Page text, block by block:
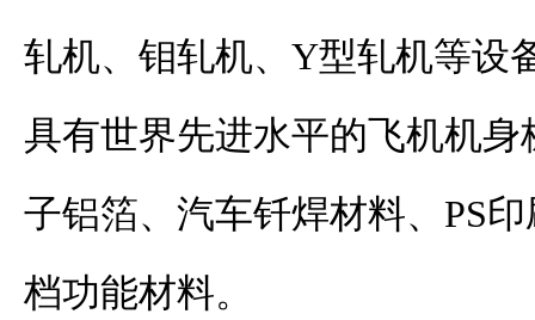
轧机、钼轧机、Y型轧机等设
具有世界先进水平的飞机机
子铝箔、汽车钎焊材料、PS
档功能材料。